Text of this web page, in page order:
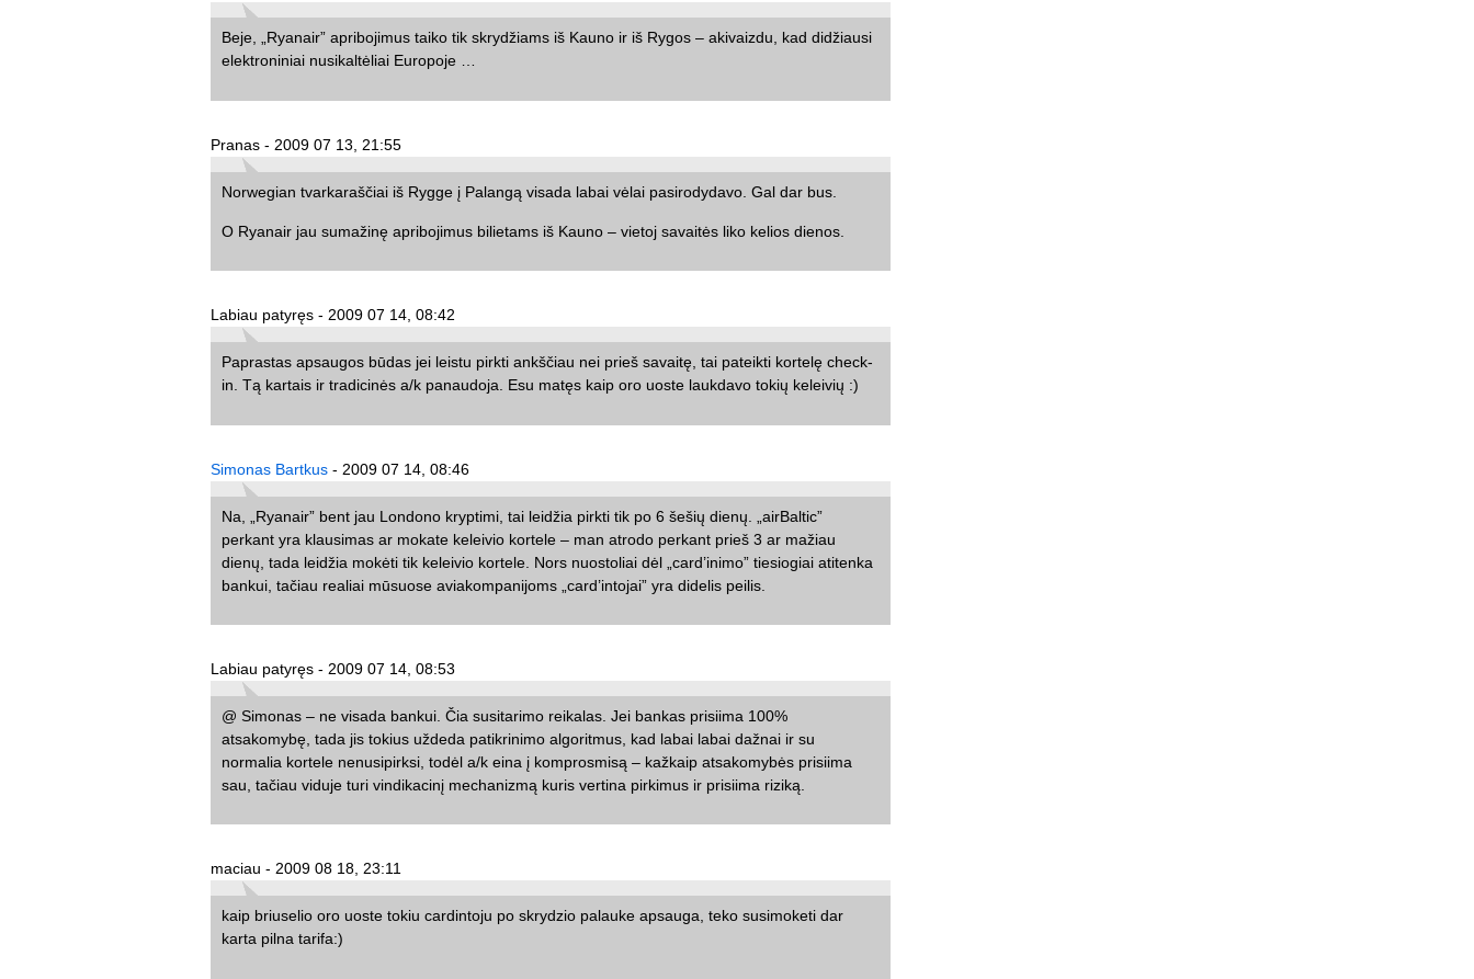
Beje, „Ryanair” apribojimus taiko tik skrydžiams iš Kauno ir iš Rygos – akivaizdu, kad didžiausi
elektroniniai nusikaltėliai Europoje …
Pranas - 2009 07 13, 21:55
Norwegian tvarkaraščiai iš Rygge į Palangą visada labai vėlai pasirodydavo. Gal dar bus.
O Ryanair jau sumažinę apribojimus bilietams iš Kauno – vietoj savaitės liko kelios dienos.
Labiau patyręs - 2009 07 14, 08:42
Paprastas apsaugos būdas jei leistu pirkti ankščiau nei prieš savaitę, tai pateikti kortelę check-
in. Tą kartais ir tradicinės a/k panaudoja. Esu matęs kaip oro uoste laukdavo tokių keleivių :)
Simonas Bartkus - 2009 07 14, 08:46
Na, „Ryanair” bent jau Londono kryptimi, tai leidžia pirkti tik po 6 šešių dienų. „airBaltic”
perkant yra klausimas ar mokate keleivio kortele – man atrodo perkant prieš 3 ar mažiau
dienų, tada leidžia mokėti tik keleivio kortele. Nors nuostoliai dėl „card’inimo” tiesiogiai atitenka
bankui, tačiau realiai mūsuose aviakompanijoms „card’intojai” yra didelis peilis.
Labiau patyręs - 2009 07 14, 08:53
@ Simonas – ne visada bankui. Čia susitarimo reikalas. Jei bankas prisiima 100%
atsakomybę, tada jis tokius uždeda patikrinimo algoritmus, kad labai labai dažnai ir su
normalia kortele nenusipirksi, todėl a/k eina į komprosmisą – kažkaip atsakomybės prisiima
sau, tačiau viduje turi vindikacinį mechanizmą kuris vertina pirkimus ir prisiima riziką.
maciau - 2009 08 18, 23:11
kaip briuselio oro uoste tokiu cardintoju po skrydzio palauke apsauga, teko susimoketi dar
karta pilna tarifa:)